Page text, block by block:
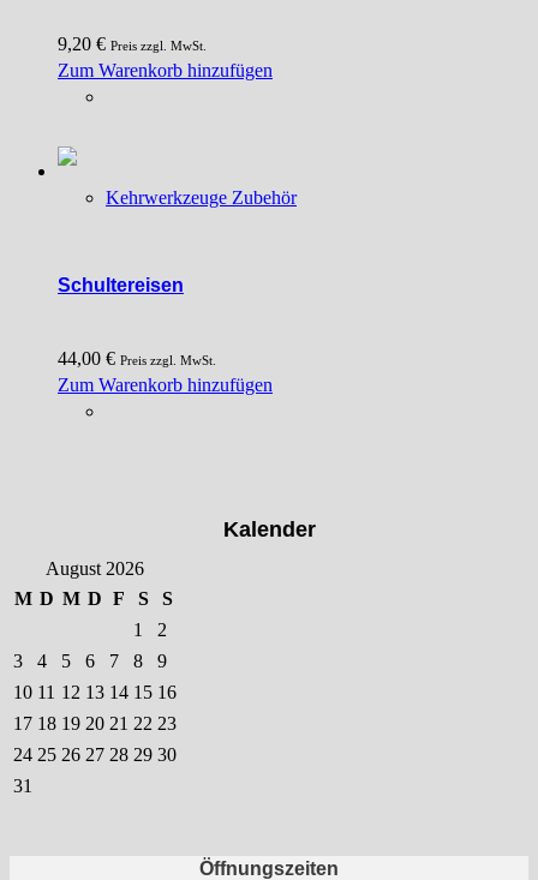
9,20 € Preis zzgl. MwSt.
Zum Warenkorb hinzufügen
Kehrwerkzeuge Zubehör
Schultereisen
44,00 € Preis zzgl. MwSt.
Zum Warenkorb hinzufügen
Kalender
August 2026
M D M D F S
S
1
2
3
4 5 6 7 8
9
10 11 12 13 14 15 16
17 18 19 20 21 22 23
24 25 26 27 28 29 30
31
Öffnungszeiten